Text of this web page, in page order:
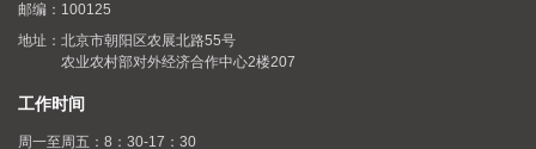
邮编： 100125
地址： 北京市朝阳区农展北路55号
农业农村部对外经济合作中心2楼207
工作时间
周一至周五：8：30-17：30